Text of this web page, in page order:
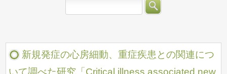
新規発症の心房細動、重症疾患との関連につ
いて調べた研究「Critical illness associated new